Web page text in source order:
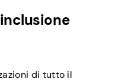
di tutto il